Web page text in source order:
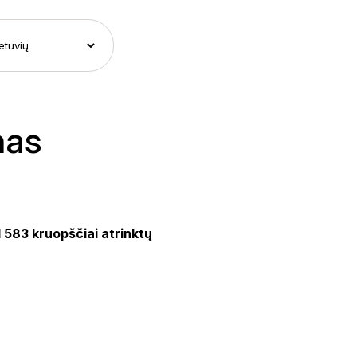
583 kruopščiai atrinktų